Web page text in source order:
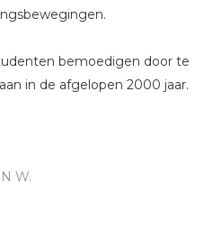
bemoedigen door te
in de afgelopen 2000 jaar.
ons in deze tijd?
W.